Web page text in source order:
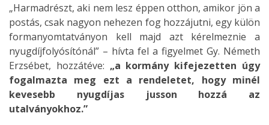
„Harmadrészt, aki nem lesz éppen otthon, amikor jön a
postás, csak nagyon nehezen fog hozzájutni, egy külön
formanyomtatványon kell majd azt kérelmeznie a
nyugdíjfolyósítónál” – hívta fel a figyelmet Gy. Németh
Erzsébet, hozzátéve: „a kormány kifejezetten úgy
fogalmazta meg ezt a rendeletet, hogy minél
kevesebb nyugdíjas jusson hozzá az
utalványokhoz.”